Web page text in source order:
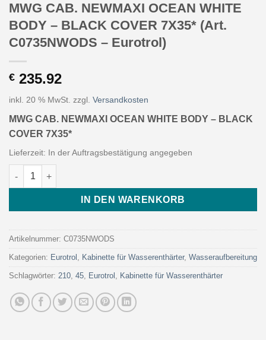
MWG CAB. NEWMAXI OCEAN WHITE
BODY – BLACK COVER 7X35* (Art.
C0735NWODS – Eurotrol)
€ 235.92
inkl. 20 % MwSt. zzgl. Versandkosten
MWG CAB. NEWMAXI OCEAN WHITE BODY – BLACK
COVER 7X35*
Lieferzeit: In der Auftragsbestätigung angegeben
MWG CAB. NEWMAXI OCEAN WHITE BODY - BLACK COVER
IN DEN WARENKORB
Artikelnummer: C0735NWODS
Kategorien: Eurotrol , Kabinette für Wasserenthärter, Wasseraufbereitung
Schlagwörter: 210, 45, Eurotrol , Kabinette für Wasserenthärter